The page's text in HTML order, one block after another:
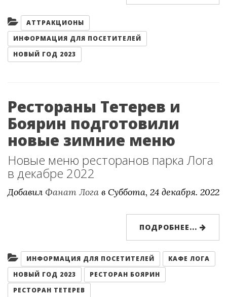
Категории:
АТТРАКЦИОНЫ
ИНФОРМАЦИЯ ДЛЯ ПОСЕТИТЕЛЕЙ
НОВЫЙ ГОД 2023
Рестораны Тетерев и
Боярин подготовили
новые зимние меню
Новые меню ресторанов парка Лога
в декабре 2022
Добавил Фанат Лога в Суббота, 24 декабря. 2022
ПОДРОБНЕЕ...
Категории:
ИНФОРМАЦИЯ ДЛЯ ПОСЕТИТЕЛЕЙ
КАФЕ ЛОГА
НОВЫЙ ГОД 2023
РЕСТОРАН БОЯРИН
РЕСТОРАН ТЕТЕРЕВ